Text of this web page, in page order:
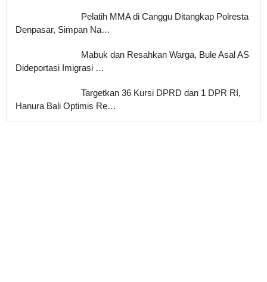
Pelatih MMA di Canggu Ditangkap Polresta
Denpasar, Simpan Na…
Mabuk dan Resahkan Warga, Bule Asal AS
Dideportasi Imigrasi …
Targetkan 36 Kursi DPRD dan 1 DPR RI,
Hanura Bali Optimis Re…